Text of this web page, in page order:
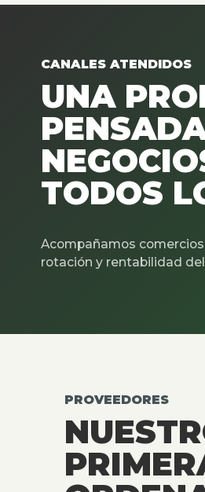
CANALES ATENDIDOS
UNA
TODOS
Acompañamos
rotación y rentabilidad
PROVEEDORES